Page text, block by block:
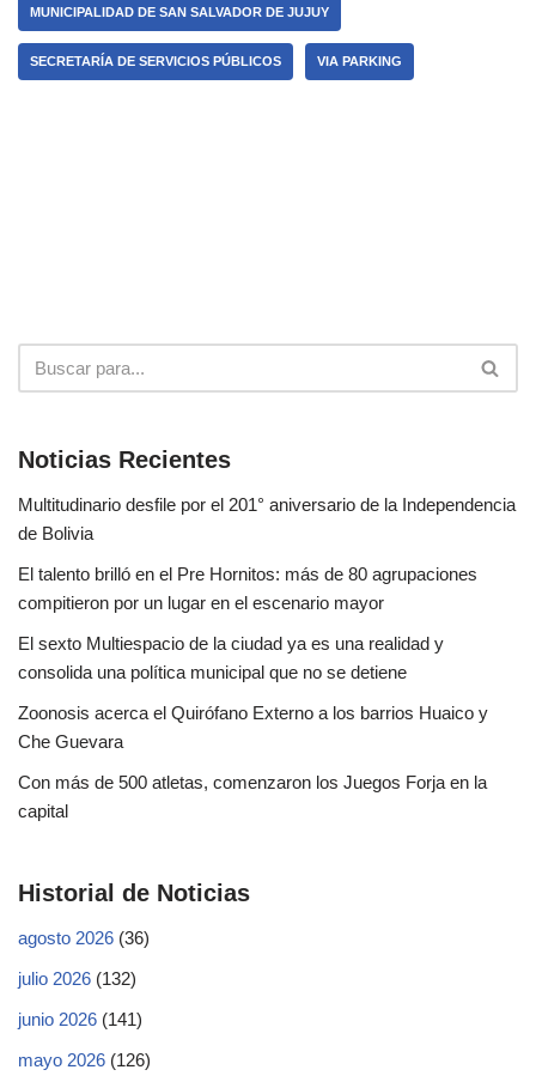
MUNICIPALIDAD DE SAN SALVADOR DE JUJUY
SECRETARÍA DE SERVICIOS PÚBLICOS VIA PARKING
Noticias Recientes
Multitudinario desfile por el 201° aniversario de la Independencia
de Bolivia
El talento brilló en el Pre Hornitos: más de 80 agrupaciones
compitieron por un lugar en el escenario mayor
El sexto Multiespacio de la ciudad ya es una realidad y
consolida una política municipal que no se detiene
Zoonosis acerca el Quirófano Externo a los barrios Huaico y
Che Guevara
Con más de 500 atletas, comenzaron los Juegos Forja en la
capital
Historial de Noticias
agosto 2026 (36)
julio 2026 (132)
junio 2026 (141)
mayo 2026 (126)